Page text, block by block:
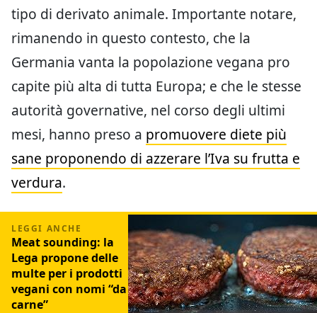
tipo di derivato animale. Importante notare,
rimanendo in questo contesto, che la
Germania vanta la popolazione vegana pro
capite più alta di tutta Europa; e che le stesse
autorità governative, nel corso degli ultimi
mesi, hanno preso a promuovere diete più
sane proponendo di azzerare l’Iva su frutta e
verdura.
Meat sounding: la
Lega propone delle
multe per i prodotti
vegani con nomi “da
carne”